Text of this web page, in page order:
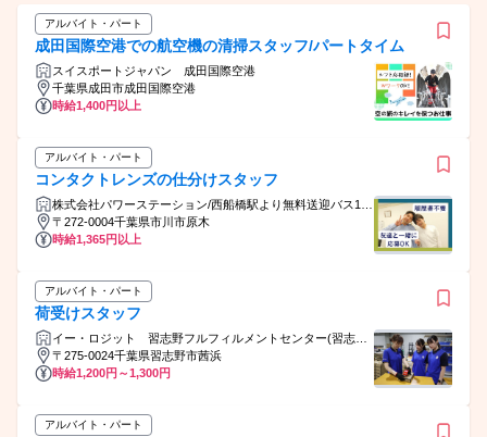
空気清浄機・調理家電・美容家電
アルバイト・パート
成田国際空港での航空機の清掃スタッフ/パートタイム
スイスポートジャパン 成田国際空港
千葉県成田市成田国際空港
時給1,400円以上
アルバイト・パート
コンタクトレンズの仕分けスタッフ
株式会社パワーステーション/西船橋駅より無料送迎バス10
分の倉庫
〒272-0004千葉県市川市原木
時給1,365円以上
アルバイト・パート
荷受けスタッフ
イー・ロジット 習志野フルフィルメントセンター(習志野
FC)
〒275-0024千葉県習志野市茜浜
時給1,200円～1,300円
アルバイト・パート